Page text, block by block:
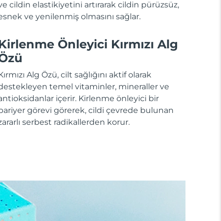
cildin elastikiyetini artırarak cildin pürüzsüz,
ve yenilenmiş olmasını sağlar.
Önleyici Kırmızı Alg
Alg Özü, cilt sağlığını aktif olarak
temel vitaminler, mineraller ve
içerir. Kirlenme önleyici bir
görevi görerek, cildi çevrede bulunan
serbest radikallerden korur.